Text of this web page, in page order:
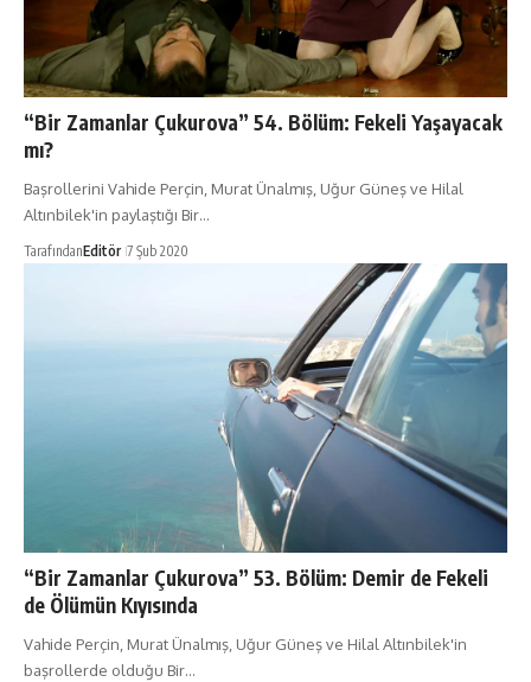
“Bir Zamanlar Çukurova” 54. Bölüm: Fekeli Yaşayacak
mı?
Başrollerini Vahide Perçin, Murat Ünalmış, Uğur Güneş ve Hilal
Altınbilek'in paylaştığı Bir…
TarafındanEditör 7 Şub 2020
“Bir Zamanlar Çukurova” 53. Bölüm: Demir de Fekeli
de Ölümün Kıyısında
Vahide Perçin, Murat Ünalmış, Uğur Güneş ve Hilal Altınbilek'in
başrollerde olduğu Bir…